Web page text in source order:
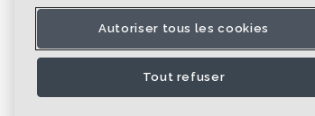
Autoriser tous les cookies
Tout refuser